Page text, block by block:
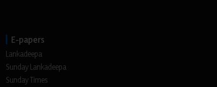
E-papers
Lankadeepa
Sunday Lankadeepa
Sunday Times